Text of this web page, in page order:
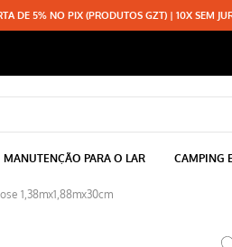
DE 5% NO PIX (PRODUTOS GZT) | 10X SEM
MANUTENÇÃO PARA O LAR CAMPING
1,38mx1,88mx30cm